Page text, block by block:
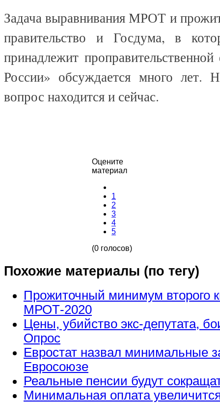
Задача выравнивания МРОТ и
правительство и Госдума, в
принадлежит
России» обсуждается много лет.
вопрос находится и сейчас.
Оцените
материал
1
2
3
4
5
(0 голосов)
Похожие материалы (по тегу)
Прожиточный минимум второго
МРОТ-2020
Цены, убийство экс-депутата,
Опрос
Евростат назвал минимальные
Евросоюзе
Реальные пенсии будут
Минимальная оплата